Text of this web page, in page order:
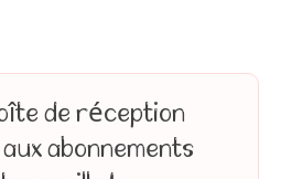
de réception
abonnements